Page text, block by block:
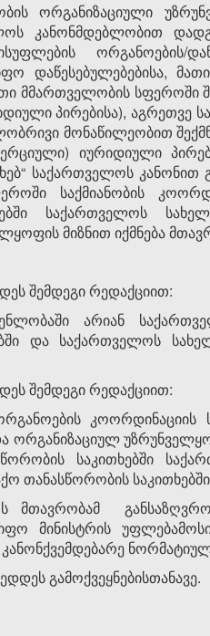
ორგანიზაციული
კანონმდებლობით
ორგანოების/
დაწესებულებებისა,
მმართველობის
პირებისა),
მონაწილეობით
იურიდიული
საქართველოს
საქმიანობის
საქართველოს
მიზნით იქმნება
შემდეგი რედაქციით:
არიან
და საქართველოს
შემდეგი რედაქციით:
ორგანიზაციულ
საკითხებში
თანასწორობის
მინისტრის
გამოქვეყნებისთანავე.